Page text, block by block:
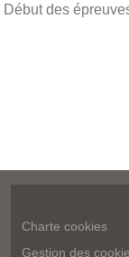
Début des
Charte cookies
Gestion des